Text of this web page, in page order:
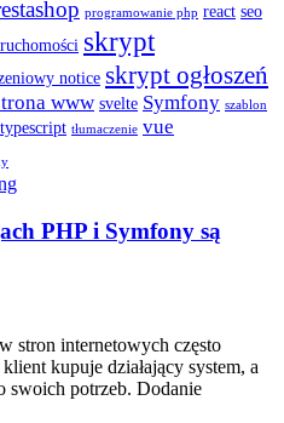
programowanie php react seo
skrypt
notice skrypt ogłoszeń
www svelte Symfony szablon
typescript tłumaczenie vue
PHP i Symfony są
stron internetowych często
kupuje działający system, a
swoich potrzeb. Dodanie